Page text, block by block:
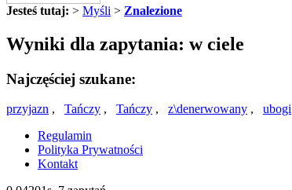
Jesteś tutaj: > Myśli > Znalezione
Wyniki dla zapytania: w ciele
Najczęściej szukane:
przyjazn , Tańczy , Tańczy , z\denerwowany , ubogi
Regulamin
Polityka Prywatności
Kontakt